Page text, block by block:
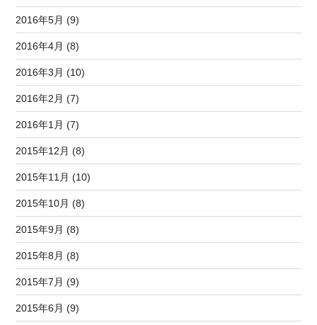
2016年5月 (9)
2016年4月 (8)
2016年3月 (10)
2016年2月 (7)
2016年1月 (7)
2015年12月 (8)
2015年11月 (10)
2015年10月 (8)
2015年9月 (8)
2015年8月 (8)
2015年7月 (9)
2015年6月 (9)